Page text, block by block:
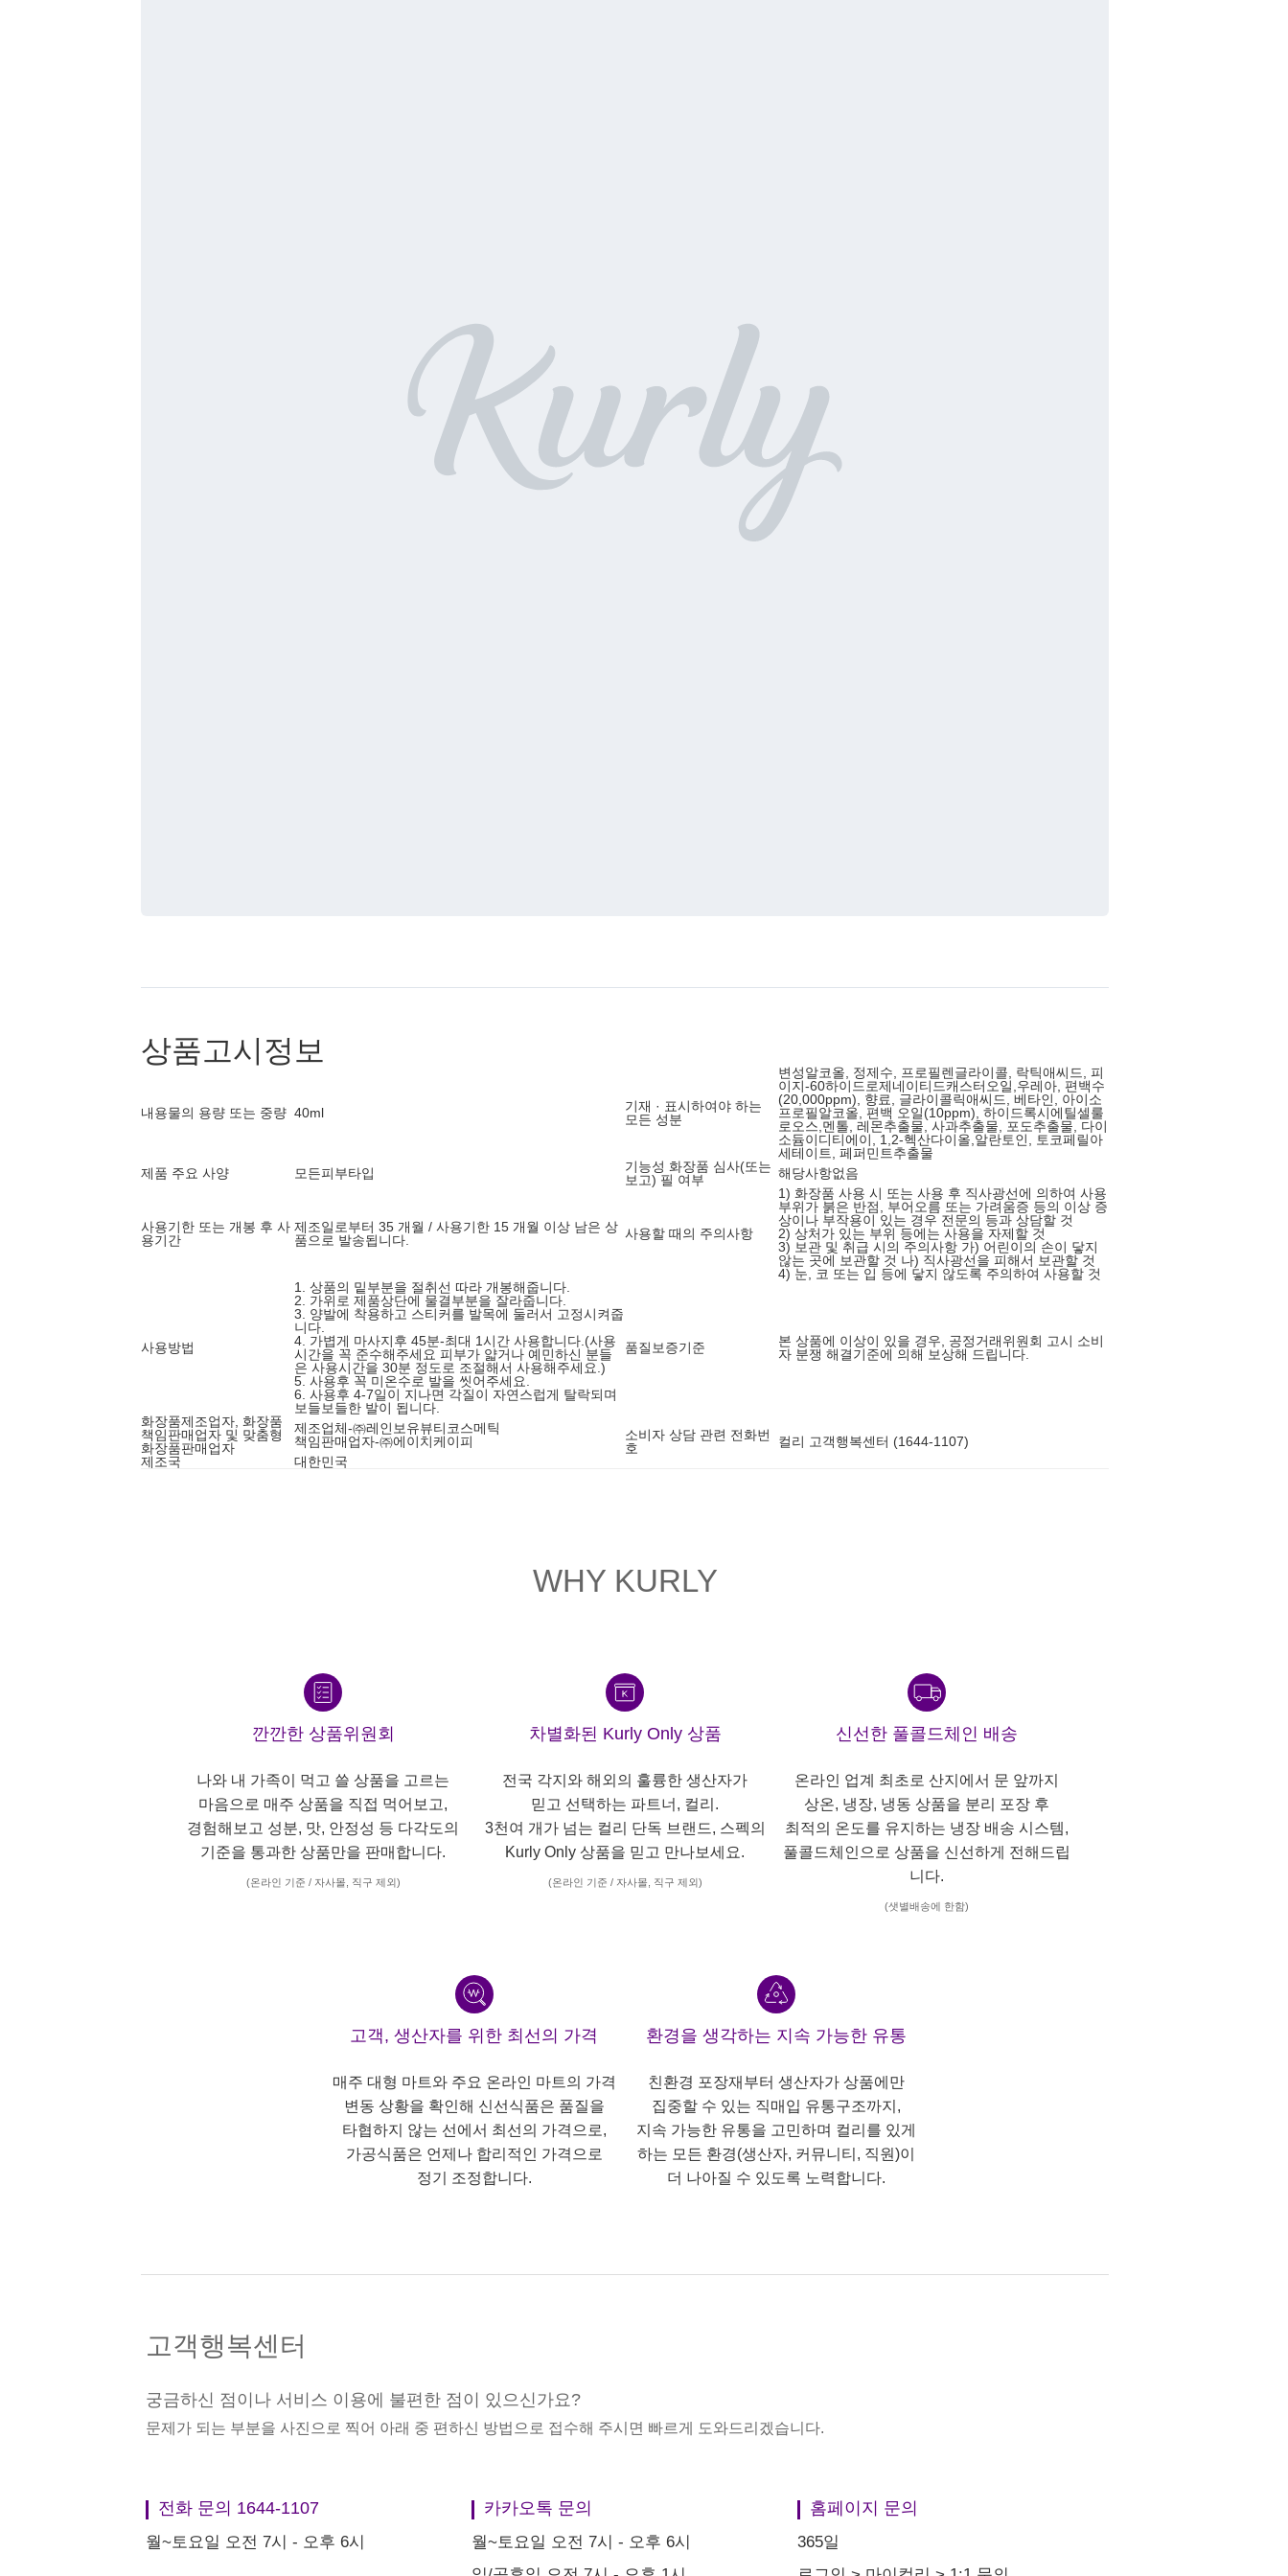
상품고시정보
내용물의 용량 또는 중량 40ml
기재 · 표시하여야 하는
모든 성분
변성알코올, 정제수, 프로필렌글라이콜, 락틱애씨드, 피
이지-60하이드로제네이티드캐스터오일,우레아, 편백수
(20,000ppm), 향료, 글라이콜릭애씨드, 베타인, 아이소
프로필알코올, 편백 오일(10ppm), 하이드록시에틸셀룰
로오스,멘톨, 레몬추출물, 사과추출물, 포도추출물, 다이
소듐이디티에이, 1,2-헥산다이올,알란토인, 토코페릴아
세테이트, 페퍼민트추출물
제품 주요 사양
모든피부타입
기능성 화장품 심사(또는
보고) 필 여부
해당사항없음
사용기한 또는 개봉 후 사
용기간
제조일로부터 35 개월 / 사용기한 15 개월 이상 남은 상
품으로 발송됩니다.
사용할 때의 주의사항
1) 화장품 사용 시 또는 사용 후 직사광선에 의하여 사용
부위가 붉은 반점, 부어오름 또는 가려움증 등의 이상 증
상이나 부작용이 있는 경우 전문의 등과 상담할 것
2) 상처가 있는 부위 등에는 사용을 자제할 것
3) 보관 및 취급 시의 주의사항 가) 어린이의 손이 닿지
않는 곳에 보관할 것 나) 직사광선을 피해서 보관할 것
4) 눈, 코 또는 입 등에 닿지 않도록 주의하여 사용할 것
사용방법
1. 상품의 밑부분을 절취선 따라 개봉해줍니다.
2. 가위로 제품상단에 물결부분을 잘라줍니다.
3. 양발에 착용하고 스티커를 발목에 둘러서 고정시켜줍
니다.
4. 가볍게 마사지후 45분-최대 1시간 사용합니다.(사용
시간을 꼭 준수해주세요 피부가 얇거나 예민하신 분들
은 사용시간을 30분 정도로 조절해서 사용해주세요.)
5. 사용후 꼭 미온수로 발을 씻어주세요.
6. 사용후 4-7일이 지나면 각질이 자연스럽게 탈락되며
보들보들한 발이 됩니다.
품질보증기준
본 상품에 이상이 있을 경우, 공정거래위원회 고시 소비
자 분쟁 해결기준에 의해 보상해 드립니다.
화장품제조업자, 화장품
책임판매업자 및 맞춤형
화장품판매업자
제조업체-㈜레인보유뷰티코스메틱
책임판매업자-㈜에이치케이피
소비자 상담 관련 전화번
호
컬리 고객행복센터 (1644-1107)
제조국
대한민국
WHY KURLY
깐깐한 상품위원회
나와 내 가족이 먹고 쓸 상품을 고르는
마음으로 매주 상품을 직접 먹어보고,
경험해보고 성분, 맛, 안정성 등 다각도의
기준을 통과한 상품만을 판매합니다.
(온라인 기준 / 자사몰, 직구 제외)
차별화된 Kurly Only 상품
전국 각지와 해외의 훌륭한 생산자가
믿고 선택하는 파트너, 컬리.
3천여 개가 넘는 컬리 단독 브랜드, 스펙의
Kurly Only 상품을 믿고 만나보세요.
(온라인 기준 / 자사몰, 직구 제외)
신선한 풀콜드체인 배송
온라인 업계 최초로 산지에서 문 앞까지
상온, 냉장, 냉동 상품을 분리 포장 후
최적의 온도를 유지하는 냉장 배송 시스템,
풀콜드체인으로 상품을 신선하게 전해드립
니다.
(샛별배송에 한함)
고객, 생산자를 위한 최선의 가격
매주 대형 마트와 주요 온라인 마트의 가격
변동 상황을 확인해 신선식품은 품질을
타협하지 않는 선에서 최선의 가격으로,
가공식품은 언제나 합리적인 가격으로
정기 조정합니다.
환경을 생각하는 지속 가능한 유통
친환경 포장재부터 생산자가 상품에만
집중할 수 있는 직매입 유통구조까지,
지속 가능한 유통을 고민하며 컬리를 있게
하는 모든 환경(생산자, 커뮤니티, 직원)이
더 나아질 수 있도록 노력합니다.
고객행복센터
궁금하신 점이나 서비스 이용에 불편한 점이 있으신가요?
문제가 되는 부분을 사진으로 찍어 아래 중 편하신 방법으로 접수해 주시면 빠르게 도와드리겠습니다.
전화 문의 1644-1107
월~토요일 오전 7시 - 오후 6시
카카오톡 문의
월~토요일 오전 7시 - 오후 6시
홈페이지 문의
365일